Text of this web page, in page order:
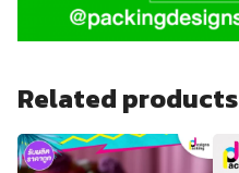
Related products